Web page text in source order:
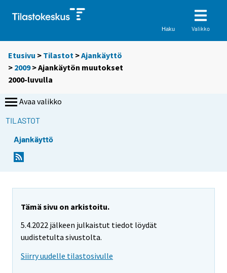
Haku Valikko
Etusivu > Tilastot >Ajankäyttö
> 2009>Ajankäytön muutokset
2000-luvulla
Avaa valikko
TILASTOT
Ajankäyttö
Tämä sivu on arkistoitu.
5.4.2022 jälkeen julkaistut tiedot löydät
uudistetulta sivustolta.
Siirry uudelle tilastosivulle